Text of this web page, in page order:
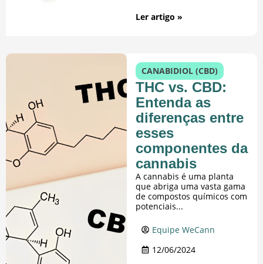
Ler artigo »
CANABIDIOL (CBD)
THC vs. CBD:
Entenda as
diferenças entre
esses
componentes da
cannabis
A cannabis é uma planta
que abriga uma vasta gama
de compostos químicos com
potenciais...
Equipe WeCann
12/06/2024